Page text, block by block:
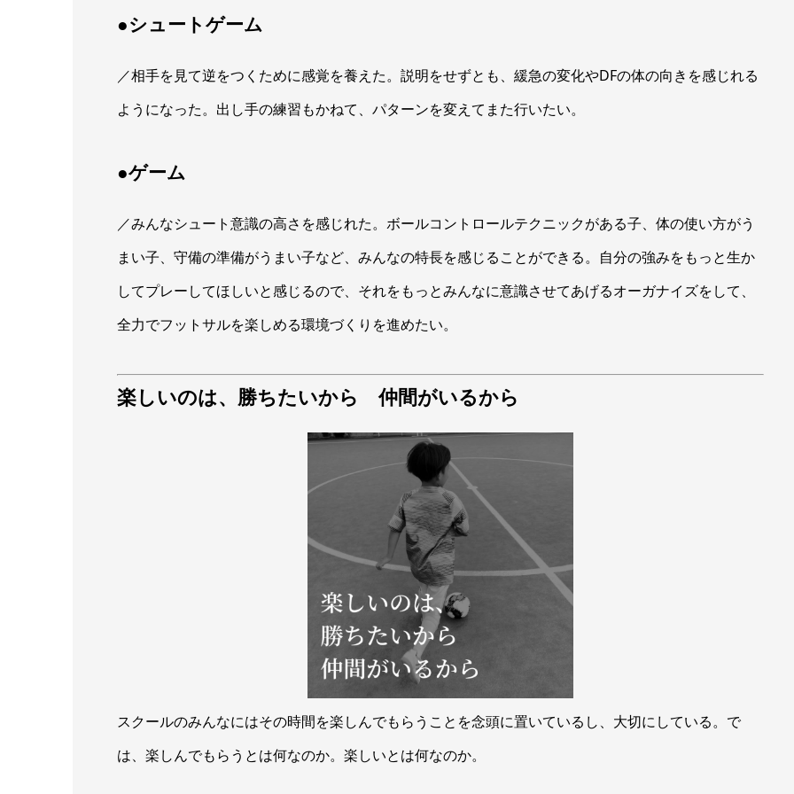
●シュートゲーム
／相手を見て逆をつくために感覚を養えた。説明をせずとも、緩急の変化やDFの体の向きを感じれる
ようになった。出し手の練習もかねて、パターンを変えてまた行いたい。
●ゲーム
／みんなシュート意識の高さを感じれた。ボールコントロールテクニックがある子、体の使い方がう
まい子、守備の準備がうまい子など、みんなの特長を感じることができる。自分の強みをもっと生か
してプレーしてほしいと感じるので、それをもっとみんなに意識させてあげるオーガナイズをして、
全力でフットサルを楽しめる環境づくりを進めたい。
楽しいのは、勝ちたいから 仲間がいるから
スクールのみんなにはその時間を楽しんでもらうことを念頭に置いているし、大切にしている。で
は、楽しんでもらうとは何なのか。楽しいとは何なのか。